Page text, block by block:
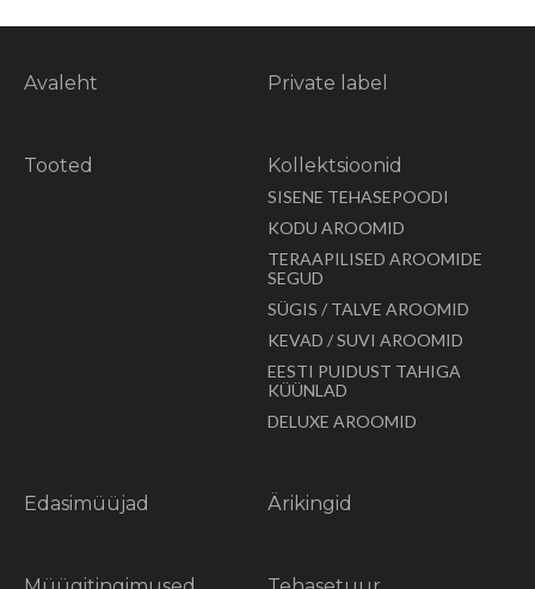
Avaleht Private label
Tooted Kollektsioonid
SISENE TEHASEPOODI
KODU AROOMID
TERAAPILISED AROOMIDE
SEGUD
SÜGIS / TALVE AROOMID
KEVAD / SUVI AROOMID
EESTI PUIDUST TAHIGA
KÜÜNLAD
DELUXE AROOMID
Edasimüüjad Ärikingid